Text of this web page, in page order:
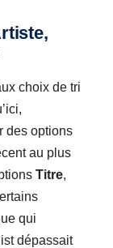
choix de tri
des options
au plus
Titre,
qui
dépassait